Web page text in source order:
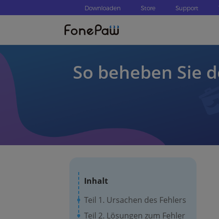
Downloaden Store Support
So beheben Sie
Inhalt
Teil 1. Ursachen des Fehlers
Teil 2. Lösungen zum Fehler